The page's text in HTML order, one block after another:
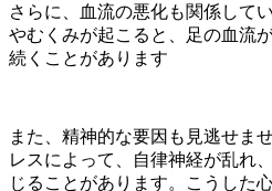
さらに、血流の悪化も関係して
やむくみが起こると、足の血流
続くことがあります
また、精神的な要因も見逃せま
レスによって、自律神経が乱れ
じることがあります。こうした